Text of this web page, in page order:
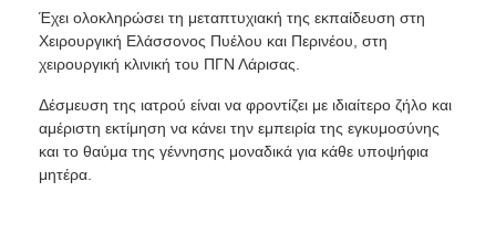
Έχει ολοκληρώσει τη μεταπτυχιακή της εκπαίδευση στη
Χειρουργική Ελάσσονος Πυέλου και Περινέου, στη
χειρουργική κλινική του ΠΓΝ Λάρισας.
Δέσμευση της ιατρού είναι να φροντίζει με ιδιαίτερο ζήλο και
αμέριστη εκτίμηση να κάνει την εμπειρία της εγκυμοσύνης
και το θαύμα της γέννησης μοναδικά για κάθε υποψήφια
μητέρα.